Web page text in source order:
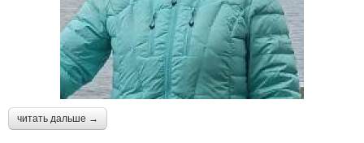
читать дальше →